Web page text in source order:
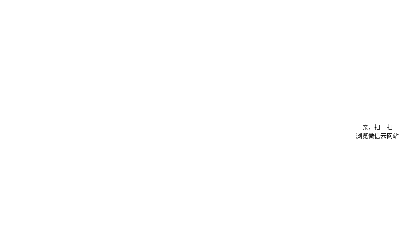
亲，扫一扫
浏览微信云网站